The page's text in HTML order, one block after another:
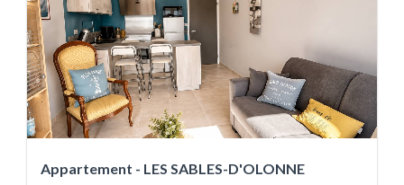
Appartement - LES SABLES-D'OLONNE